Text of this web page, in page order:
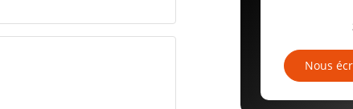
Nous